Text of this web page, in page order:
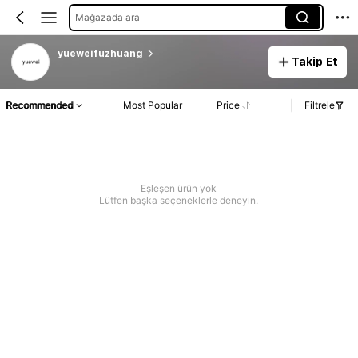
Mağazada ara
yueweifuzhuang
Takip Et
Recommended Most Popular Price Filtrele
Eşleşen ürün yok
Lütfen başka seçeneklerle deneyin.